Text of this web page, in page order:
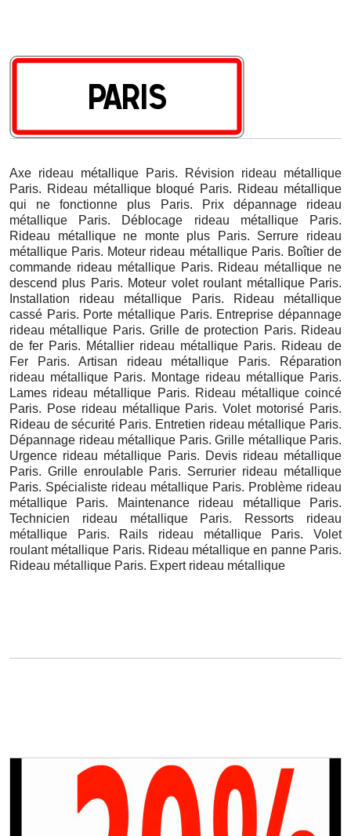
Axe rideau métallique Paris. Révision rideau métallique
Paris. Rideau métallique bloqué Paris. Rideau métallique
qui ne fonctionne plus Paris. Prix dépannage rideau
métallique Paris. Déblocage rideau métallique Paris.
Rideau métallique ne monte plus Paris. Serrure rideau
métallique Paris. Moteur rideau métallique Paris. Boîtier de
commande rideau métallique Paris. Rideau métallique ne
descend plus Paris. Moteur volet roulant métallique Paris.
Installation rideau métallique Paris. Rideau métallique
cassé Paris. Porte métallique Paris. Entreprise dépannage
rideau métallique Paris. Grille de protection Paris. Rideau
de fer Paris. Métallier rideau métallique Paris. Rideau de
Fer Paris. Artisan rideau métallique Paris. Réparation
rideau métallique Paris. Montage rideau métallique Paris.
Lames rideau métallique Paris. Rideau métallique coincé
Paris. Pose rideau métallique Paris. Volet motorisé Paris.
Rideau de sécurité Paris. Entretien rideau métallique Paris.
Dépannage rideau métallique Paris. Grille métallique Paris.
Urgence rideau métallique Paris. Devis rideau métallique
Paris. Grille enroulable Paris. Serrurier rideau métallique
Paris. Spécialiste rideau métallique Paris. Problème rideau
métallique Paris. Maintenance rideau métallique Paris.
Technicien rideau métallique Paris. Ressorts rideau
métallique Paris. Rails rideau métallique Paris. Volet
roulant métallique Paris. Rideau métallique en panne Paris.
Rideau métallique Paris. Expert rideau métallique